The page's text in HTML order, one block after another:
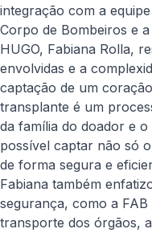
integração com a
Corpo de Bombeiros e
HUGO, Fabiana Rolla,
envolvidas e a
captação de um
transplante é um
da família do doador e
possível captar não só
de forma segura e
Fabiana também
segurança, como a
transporte dos órgãos,